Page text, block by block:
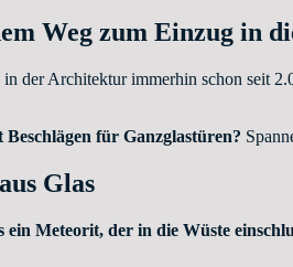
Weg zum Einzug in
der Architektur immerhin schon seit
für Ganzglastüren?
Glas
ein Meteorit, der in die Wüste